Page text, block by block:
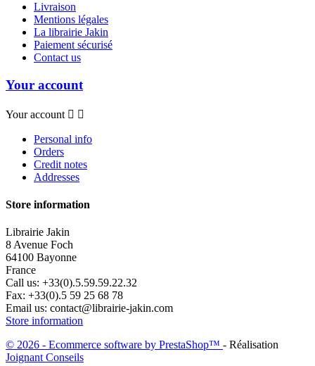
Livraison
Mentions légales
La librairie Jakin
Paiement sécurisé
Contact us
Your account
Your account  
Personal info
Orders
Credit notes
Addresses
Store information
Librairie Jakin
8 Avenue Foch
64100 Bayonne
France
Call us: +33(0).5.59.59.22.32
Fax: +33(0).5 59 25 68 78
Email us: contact@librairie-jakin.com
Store information
© 2026 - Ecommerce software by PrestaShop™ - Réalisation
Joignant Conseils